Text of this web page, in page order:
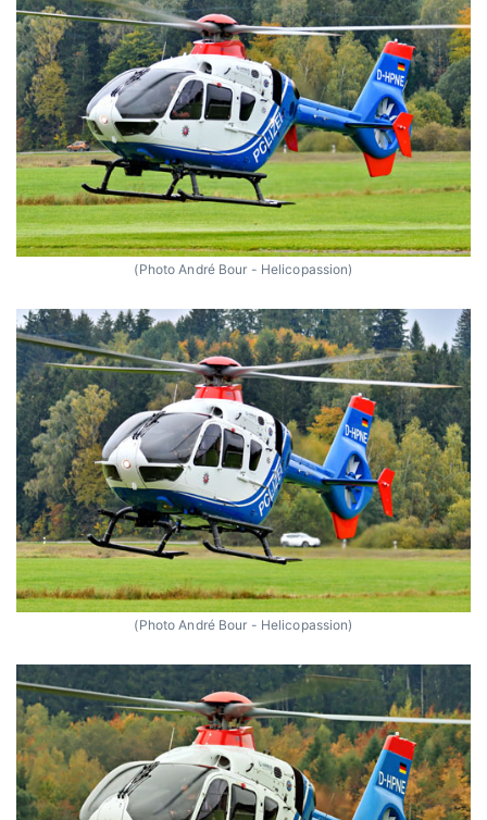
(Photo André Bour - Helicopassion)
(Photo André Bour - Helicopassion)